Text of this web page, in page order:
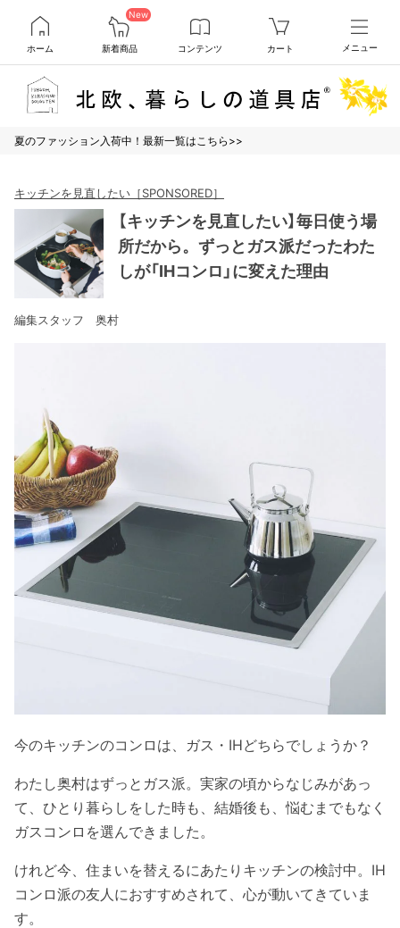
ホーム
New
新着商品 コンテンツ カート メニュー
夏のファッション入荷中！最新一覧はこちら>>
キッチンを見直したい［SPONSORED］
【キッチンを見直したい】毎日使う場
所だから。ずっとガス派だったわた
しが「IHコンロ」に変えた理由
編集スタッフ 奥村
今のキッチンのコンロは、ガス・IHどちらでしょうか？
わたし奥村はずっとガス派。実家の頃からなじみがあっ
て、ひとり暮らしをした時も、結婚後も、悩むまでもなく
ガスコンロを選んできました。
けれど今、住まいを替えるにあたりキッチンの検討中。IH
コンロ派の友人におすすめされて、心が動いてきていま
す。